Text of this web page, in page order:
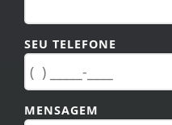
SEU TELEFONE
MENSAGEM